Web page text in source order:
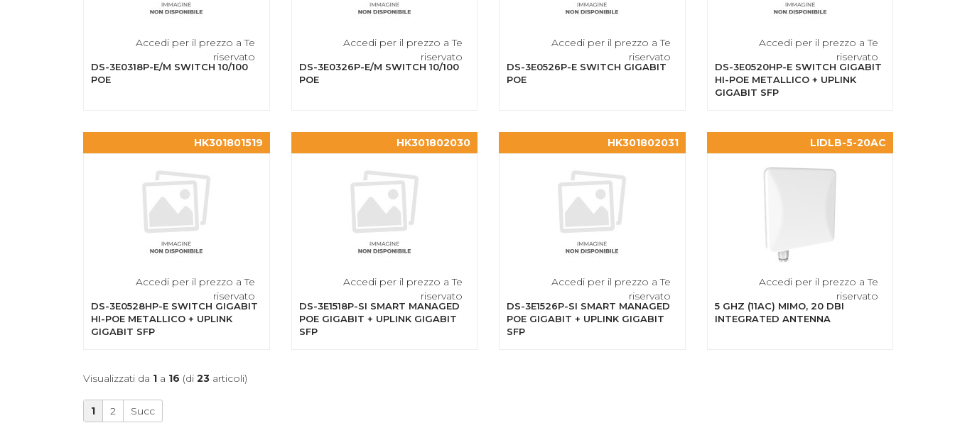
Accedi per il prezzo a Te
riservato
DS-3E0318P-E/M SWITCH 10/100
POE
Accedi per il prezzo a Te
riservato
DS-3E0326P-E/M SWITCH 10/100
POE
Accedi per il prezzo a Te
riservato
DS-3E0526P-E SWITCH GIGABIT
POE
Accedi per il prezzo a Te
riservato
DS-3E0520HP-E SWITCH GIGABIT
HI-POE METALLICO + UPLINK
GIGABIT SFP
HK301801519
Accedi per il prezzo a Te
riservato
DS-3E0528HP-E SWITCH GIGABIT
HI-POE METALLICO + UPLINK
GIGABIT SFP
HK301802030
Accedi per il prezzo a Te
riservato
DS-3E1518P-SI SMART MANAGED
POE GIGABIT + UPLINK GIGABIT
SFP
HK301802031
Accedi per il prezzo a Te
riservato
DS-3E1526P-SI SMART MANAGED
POE GIGABIT + UPLINK GIGABIT
SFP
LIDLB-5-20AC
Accedi per il prezzo a Te
riservato
5 GHZ (11AC) MIMO, 20 DBI
INTEGRATED ANTENNA
Visualizzati da 1 a 16 (di 23 articoli)
1 2 Succ